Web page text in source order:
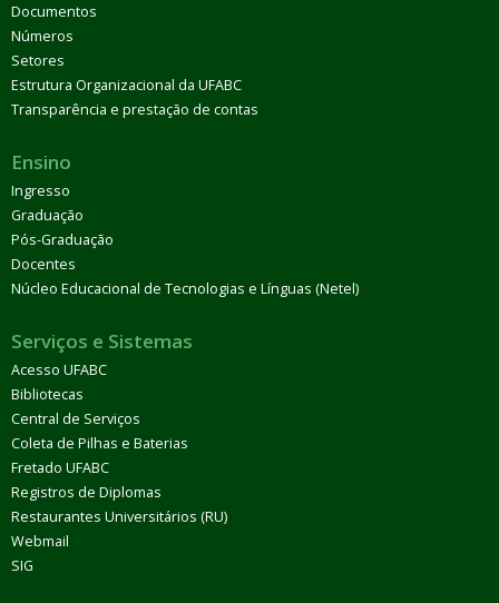
Documentos
Números
Setores
Estrutura Organizacional da UFABC
Transparência e prestação de contas
Ensino
Ingresso
Graduação
Pós-Graduação
Docentes
Núcleo Educacional de Tecnologias e Línguas (Netel)
Serviços e Sistemas
Acesso UFABC
Bibliotecas
Central de Serviços
Coleta de Pilhas e Baterias
Fretado UFABC
Registros de Diplomas
Restaurantes Universitários (RU)
Webmail
SIG